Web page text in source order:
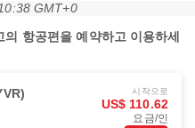
GMT+0
항공편을 예약하고 이용하세
시작으로
US$ 110.62
요금/인